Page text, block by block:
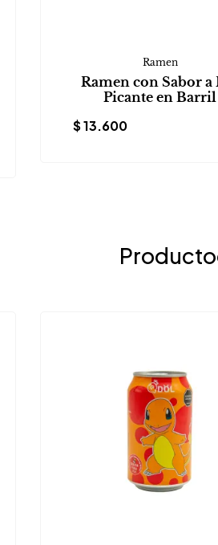
Ramen
Ramen con Sabor a
Picante en Barril
$13.600